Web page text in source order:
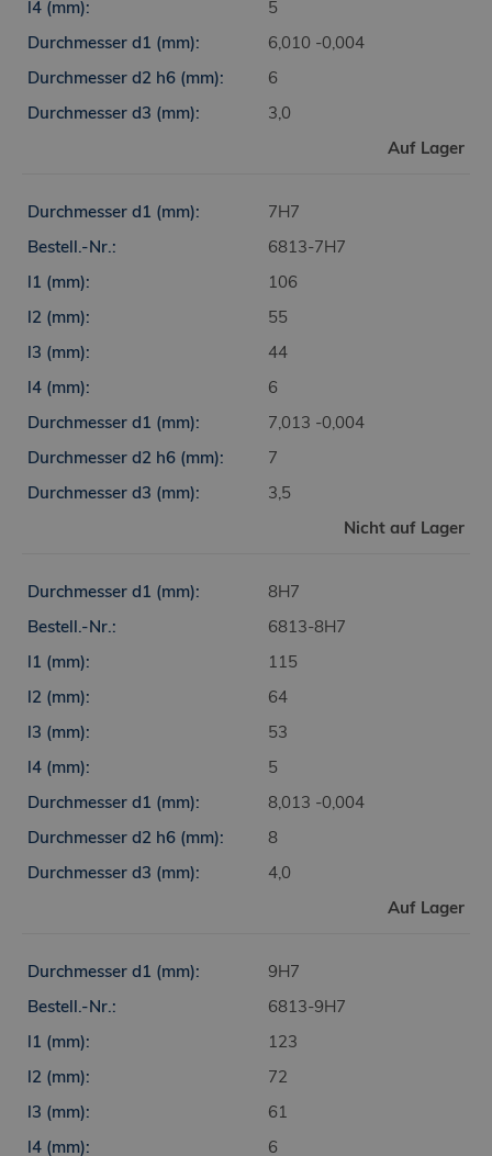
5
6,010 -0,004
6
3,0
Auf Lager
7H7
6813-7H7
106
55
44
6
7,013 -0,004
7
3,5
Nicht auf Lager
8H7
6813-8H7
115
64
53
5
8,013 -0,004
8
4,0
Auf Lager
9H7
6813-9H7
123
72
61
6